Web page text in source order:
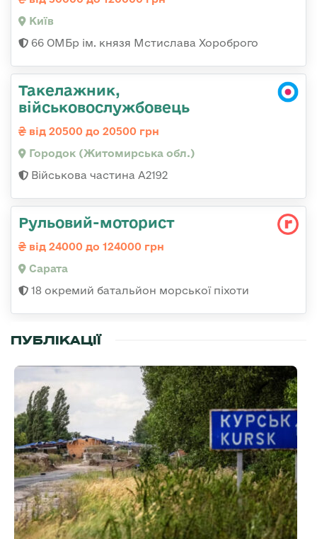
Київ
66 ОМБр ім. князя Мстислава Хороброго
Такелажник,
військовослужбовець
від 20500 до 20500 грн
Городок (Житомирська обл.)
Військова частина А2192
Рульовий-моторист
від 24000 до 124000 грн
Сарата
18 окремий батальйон морської піхоти
ПУБЛІКАЦІЇ